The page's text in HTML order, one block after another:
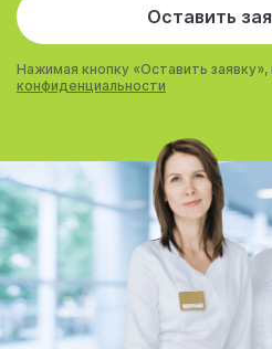
Оставить
Нажимая кнопку «Оставить заявку»,
конфиденциальности